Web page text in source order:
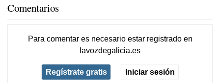
Comentarios
Para comentar es necesario estar registradoen
lavozdegalicia.es
Regístrate gratis Iniciar sesión